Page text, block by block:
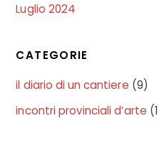
Luglio 2024
CATEGORIE
il diario di un cantiere (9)
incontri provinciali d’arte